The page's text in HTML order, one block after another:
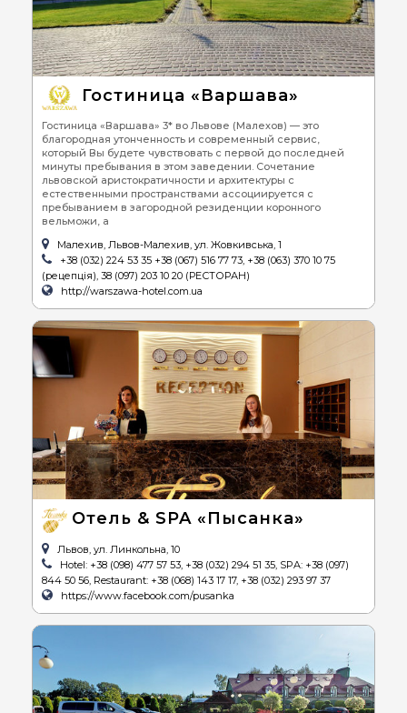
Гостиница «Варшава»
Гостиница «Варшава» 3* во Львове (Малехов) — это
благородная утонченность и современный сервис,
который Вы будете чувствовать с первой до последней
минуты пребывания в этом заведении. Сочетание
львовской аристократичности и архитектуры с
естественными пространствами ассоциируется с
пребыванием в загородной резиденции коронного
вельможи, а
Малехив, Львов-Малехив, ул. Жовкивська, 1
+38 (032) 224 53 35 +38 (067) 516 77 73, +38 (063) 370 10 75
(рецепція), 38 (097) 203 10 20 (РЕСТОРАН)
http://warszawa-hotel.com.ua
Отель & SPA «Пысанка»
Львов, ул. Линкольна, 10
Hotel: +38 (098) 477 57 53, +38 (032) 294 51 35, SPA: +38 (097)
844 50 56, Restaurant: +38 (068) 143 17 17, +38 (032) 293 97 37
https://www.facebook.com/pusanka